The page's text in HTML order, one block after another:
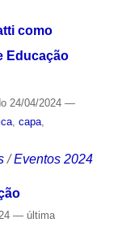
como
Educação
24/04/2024 —
, capa,
/Eventos 2024
— última